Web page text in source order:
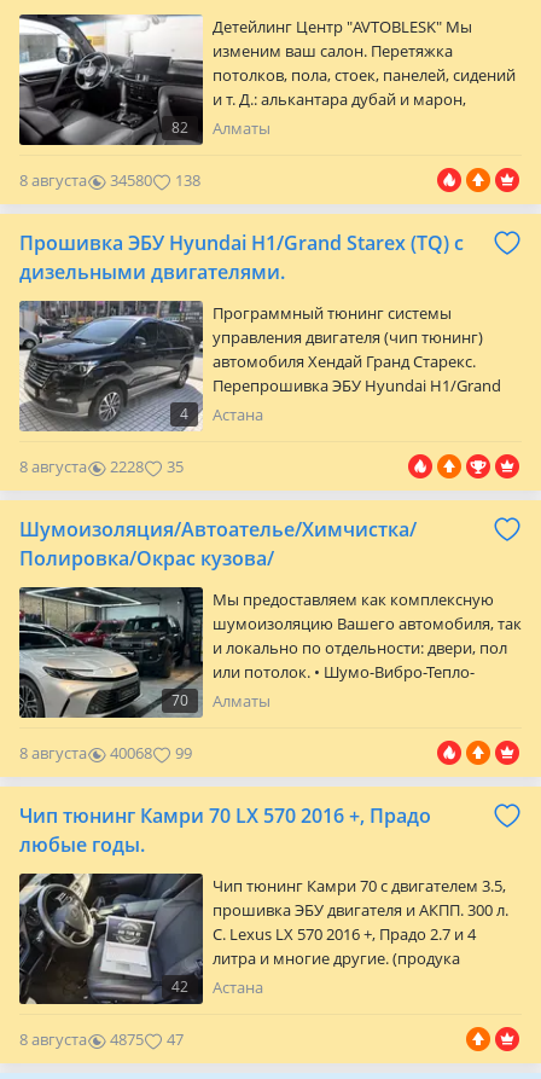
Бронирование…
82
Детейлинг Центр "AVTOBLESK" Мы
изменим ваш салон. Перетяжка
потолков, пола, стоек, панелей, сидений
и т. Д.: алькантара дубай и марон,
(неограниченное кол-во тканей).
торпедо) Шумо и виброизоляция салона
(частичная и полная) Профессиональная
химчистка салона аппаратом tornado
Декоративное покрытие любых деталей
салона под дерево, камуфляж, малахит,
Алматы
8 августа 34580 138
Прошивка ЭБУ Hyundai H1/Grand Starex (TQ) c
дизельными двигателями.
4
Программный тюнинг системы
управления двигателя (чип тюнинг)
автомобиля Хендай Гранд Старекс.
Перепрошивка ЭБУ Hyundai H1/Grand
Starex (TQ) c дизельными двигателями
типов трансмиссии. Снятие
ограничения скорости, отключение
мочевины Adblue, клапана ЕГР.
Прошивка многократно
протестирована — не снижает ресурс
Преимущества нашей тюнинг
программы:…
Астана
8 августа 2228 35
Шумоизоляция/Автоателье/Химчистка/
Полировка/Окрас кузова/
70
Мы предоставляем как комплексную
шумоизоляцию Вашего автомобиля, так
и локально по отдельности: двери, пол
или потолок. • Шумо-Вибро-Тепло-
Скрипоизоляция салона! Мы работаем
такими как STP, Шумоff и т д • Так же
предлагаем шумоизоляцию арок и
антикоррозийное покрытие DINITROL •
Установка автоматических доводчиков
Алматы
8 августа 40068 99
Чип тюнинг Камри 70 LX 570 2016 +, Прадо
любые годы.
42
Чип тюнинг Камри 70 с двигателем 3.5,
прошивка ЭБУ двигателя и АКПП. 300 л.
С. Lexus LX 570 2016 +, Прадо 2.7 и 4
литра и многие другие. (продука
катализаторов) на Тойота ЛК200 и
решение где все системы остаются
Астана
8 августа 4875 47